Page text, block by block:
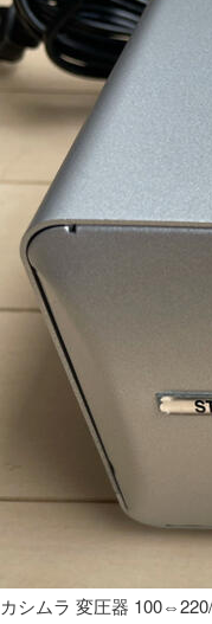
カシムラ 変圧器